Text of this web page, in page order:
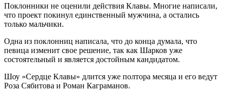
Поклонники не оценили действия Клавы. Многие написали,
что проект покинул единственный мужчина, а остались
только мальчики.
Одна из поклонниц написала, что до конца думала, что
певица изменит свое решение, так как Шарков уже
состоятельный и является достойным кандидатом.
Шоу «Сердце Клавы» длится уже полтора месяца и его ведут
Роза Сябитова и Роман Каграманов.